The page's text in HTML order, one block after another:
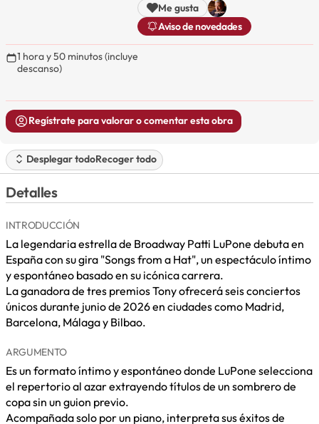
Me gusta
Aviso de novedades
1 hora y 50 minutos (incluye
descanso)
Regístrate para valorar o comentar esta obra
Desplegar todoRecoger todo
Detalles
INTRODUCCIÓN
La legendaria estrella de Broadway Patti LuPone debuta en
España con su gira "Songs from a Hat", un espectáculo íntimo
y espontáneo basado en su icónica carrera.
La ganadora de tres premios Tony ofrecerá seis conciertos
únicos durante junio de 2026 en ciudades como Madrid,
Barcelona, Málaga y Bilbao.
ARGUMENTO
Es un formato íntimo y espontáneo donde LuPone selecciona
el repertorio al azar extrayendo títulos de un sombrero de
copa sin un guion previo.
Acompañada solo por un piano, interpreta sus éxitos de